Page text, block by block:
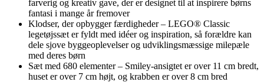
farverig og kreativ gave, der er designet til at inspirere børns
fantasi i mange år fremover
Klodser, der opbygger færdigheder – LEGO® Classic
legetøjssæt er fyldt med idéer og inspiration, så forældre kan
dele sjove byggeoplevelser og udviklingsmæssige milepæle
med deres børn
Sæt med 680 elementer – Smiley-ansigtet er over 11 cm bredt,
huset er over 7 cm højt, og krabben er over 8 cm bred